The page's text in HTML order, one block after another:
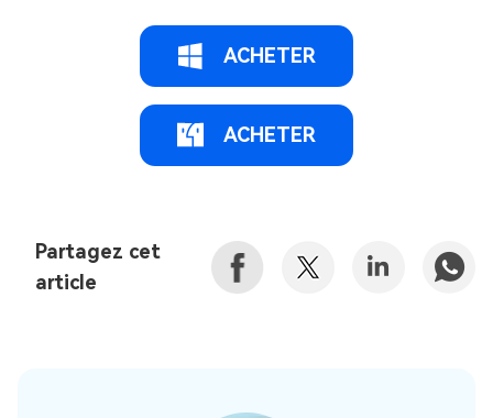
ACHETER
ACHETER
Partagez cet
article